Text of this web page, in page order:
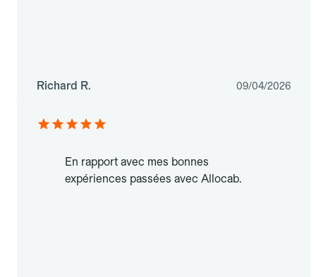
Richard R. 09/04/2026
En rapport avec mes bonnes
expériences passées avec Allocab.